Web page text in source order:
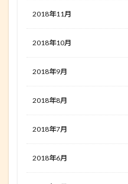
2018年11月
2018年10月
2018年9月
2018年8月
2018年7月
2018年6月